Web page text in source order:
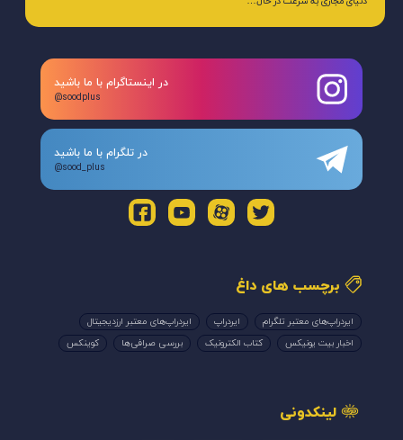
در اینستاگرام با ما باشید
@soodplus
در تلگرام با ما باشید
@sood_plus
برچسب های داغ
ایردراپ‌های معتبر تلگرام ایردراپ
ایردراپ‌های معتبر ارزدیجیتال
اخبار بیت یونیکس
کتاب الکترونیک بررسی صرافی‌ها کوینکس
لینکدونی